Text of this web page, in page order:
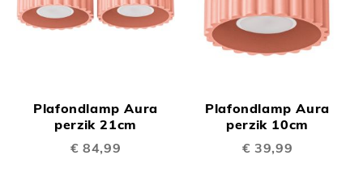
Plafondlamp Aura
perzik 21cm
€ 84,99
Plafondlamp Aura
perzik 10cm
€ 39,99